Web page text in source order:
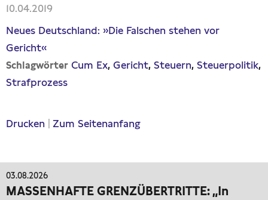
10.04.2019
Neues Deutschland: »Die Falschen stehen vor
Gericht«
Schlagwörter Cum Ex Gericht Steuern Steuerpolitik
Strafprozess
Drucken Zum Seitenanfang
03.08.2026
MASSENHAFTE GRENZÜBERTRITTE: „In